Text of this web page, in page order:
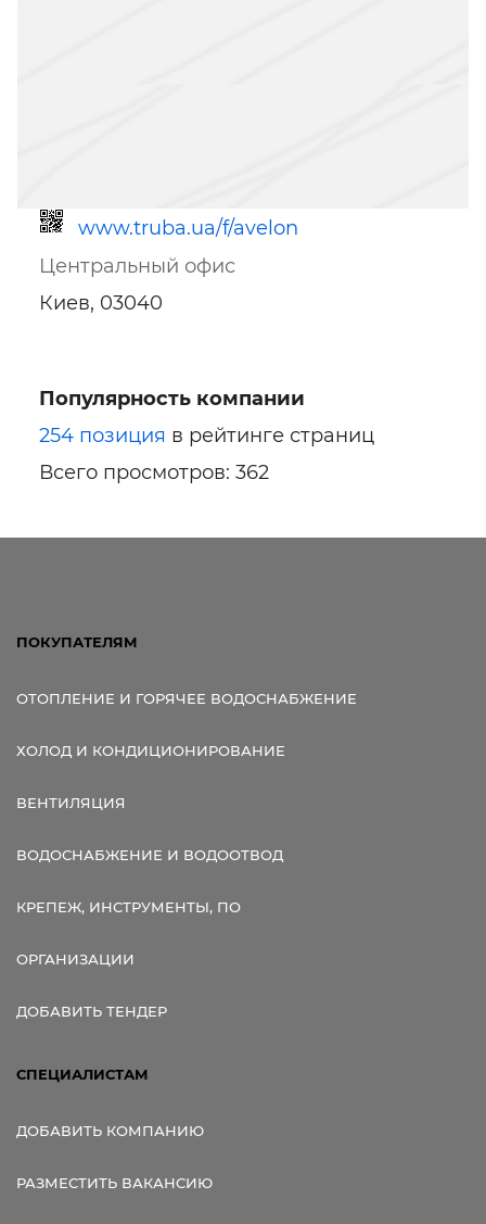
www.truba.ua/f/avelon
Ссылка для мобильных устройств
Центральный офис
Киев, 03040
Популярность компании
254 позиция в рейтинге страниц
Всего просмотров: 362
ПОКУПАТЕЛЯМ
ОТОПЛЕНИЕ И ГОРЯЧЕЕ ВОДОСНАБЖЕНИЕ
ХОЛОД И КОНДИЦИОНИРОВАНИЕ
ВЕНТИЛЯЦИЯ
ВОДОСНАБЖЕНИЕ И ВОДООТВОД
КРЕПЕЖ, ИНСТРУМЕНТЫ, ПО
ОРГАНИЗАЦИИ
ДОБАВИТЬ ТЕНДЕР
СПЕЦИАЛИСТАМ
ДОБАВИТЬ КОМПАНИЮ
РАЗМЕСТИТЬ ВАКАНСИЮ